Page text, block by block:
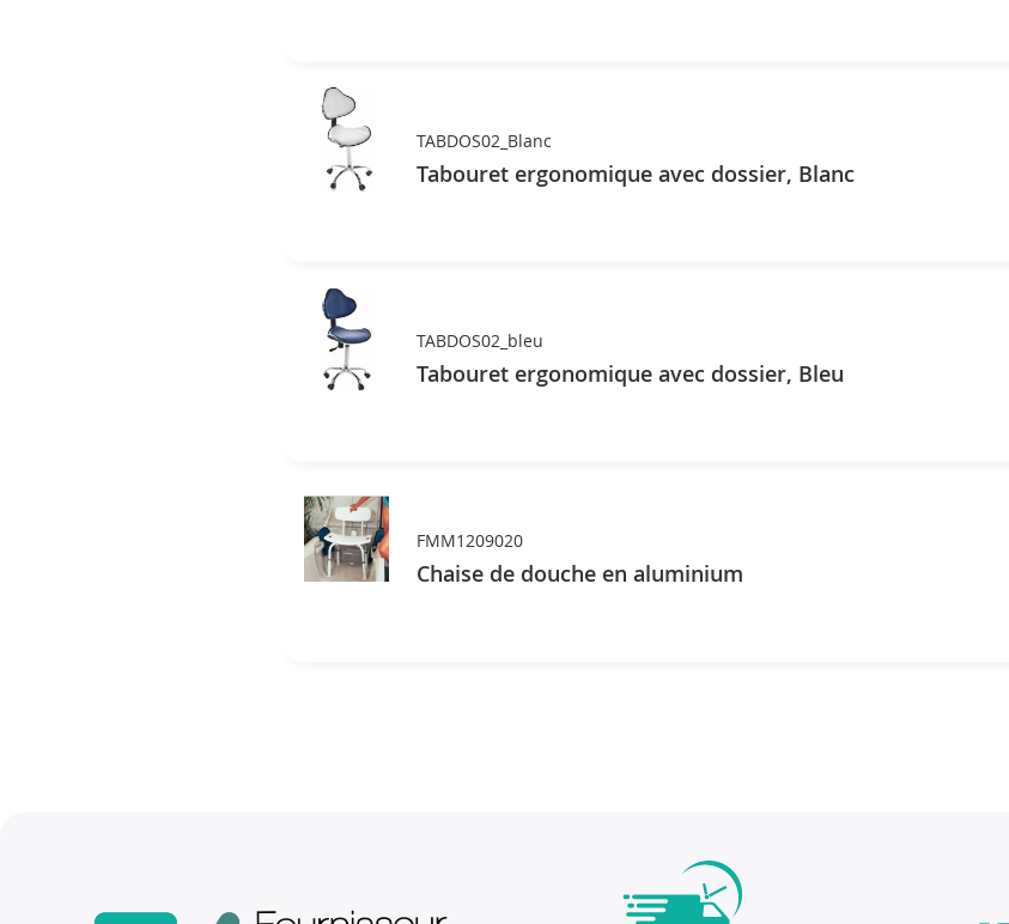
TABDOS02_Blanc
Tabouret ergonomique avec dossier, Blanc
TABDOS02_bleu
Tabouret ergonomique avec dossier, Bleu
FMM1209020
Chaise de douche en aluminium